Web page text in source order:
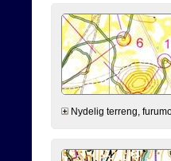
Nydelig terreng,